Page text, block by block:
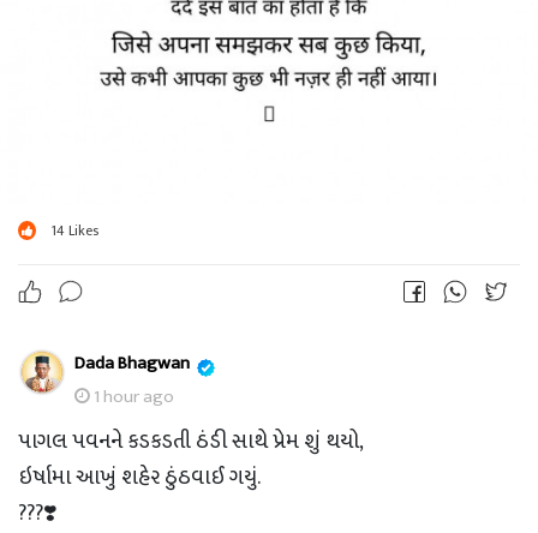
14Likes
Dada Bhagwan
1 hour ago
પાગલ પવનને કડકડતી ઠંડી સાથે પ્રેમ શું થયો,
ઇર્ષામા આખું શહેર ઠુંઠવાઈ ગયું.
???❣️